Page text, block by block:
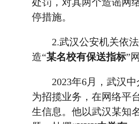
停措施。
2.武汉公安机关依法
造“某名校有保送指标”
2023年6月，武汉中
为招揽业务，在网络平
生信息。他以武汉某知